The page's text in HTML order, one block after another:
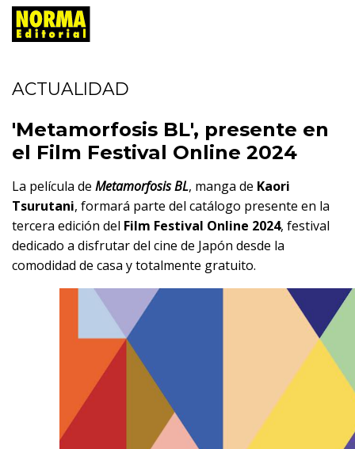
ACTUALIDAD
'Metamorfosis BL', presente en
el Film Festival Online 2024
La película de Metamorfosis BL, manga de Kaori
Tsurutani, formará parte del catálogo presente en la
tercera edición del Film Festival Online 2024, festival
dedicado a disfrutar del cine de Japón desde la
comodidad de casa y totalmente gratuito.